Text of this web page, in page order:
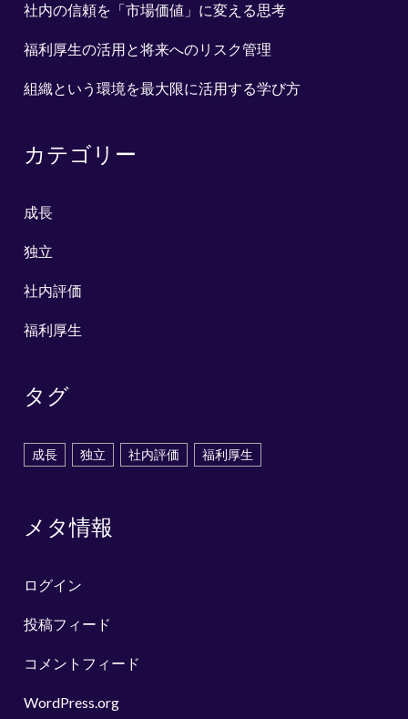
社内の信頼を「市場価値」に変える思考
福利厚生の活用と将来へのリスク管理
組織という環境を最大限に活用する学び方
カテゴリー
成長
独立
社内評価
福利厚生
タグ
成長 独立 社内評価 福利厚生
メタ情報
ログイン
投稿フィード
コメントフィード
WordPress.org